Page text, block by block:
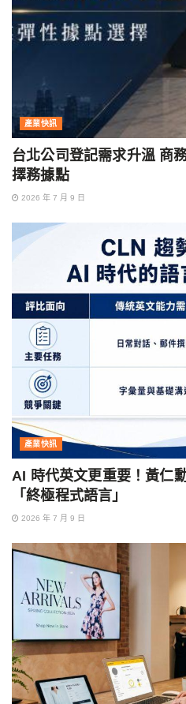
產業快訊
台北公司登記需求升溫 商
擇務據點
2026 年 7 月 9 日
產業快訊
AI 時代英文更重要！黃仁
「終極程式語言」
2026 年 7 月 9 日